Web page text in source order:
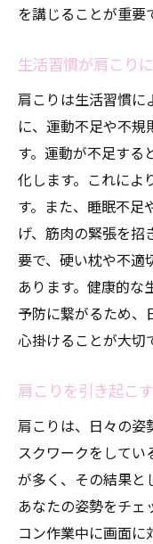
を講じることが重要
生活習慣が肩こり
肩こりは生活習慣に
に、運動不足や不規
す。運動が不足する
化します。これによ
す。また、睡眠不足
げ、筋肉の緊張を招
要で、硬い枕や不適
あります。健康的な
予防に繋がるため、
心掛けることが大切
肩こりを引き起こ
肩こりは、日々の姿
スクワークをしてい
が多く、その結果と
あなたの姿勢をチェ
コン作業中に画面に